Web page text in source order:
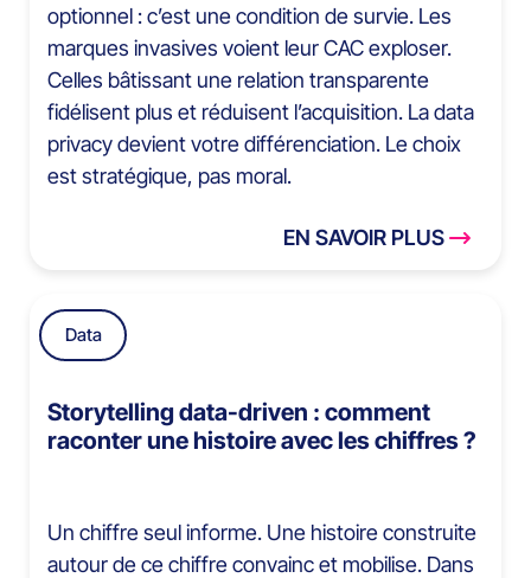
optionnel : c’est une condition de survie. Les
marques invasives voient leur CAC exploser.
Celles bâtissant une relation transparente
fidélisent plus et réduisent l’acquisition. La data
privacy devient votre différenciation. Le choix
est stratégique, pas moral.
EN SAVOIR PLUS
Data
Storytelling data-driven : comment
raconter une histoire avec les chiffres ?
Un chiffre seul informe. Une histoire construite
autour de ce chiffre convainc et mobilise. Dans